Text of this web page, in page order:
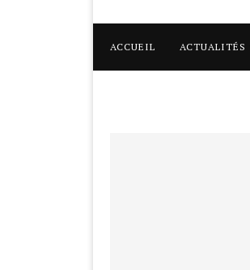
ACCUEIL ACTUALITÉS
Accueil Mots clés